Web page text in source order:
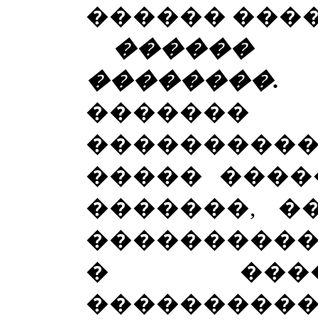
������
������
��������.
�������
�����
�������,
�